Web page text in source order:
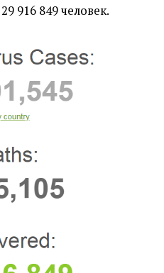
916 849 человек.